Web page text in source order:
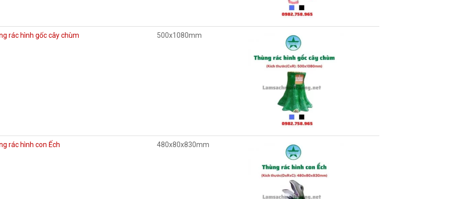
rác hình gốc cây chùm 500x1080mm
rác hình con Ếch 480x80x830mm